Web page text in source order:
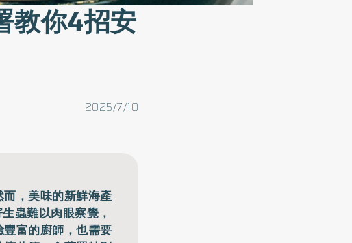
教你4招安
2025/7/10
，美味的新鮮海產
蟲難以肉眼察覺，
富的廚師，也需要